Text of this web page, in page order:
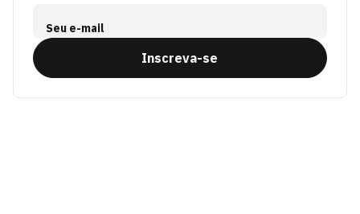
Seu e-mail
Inscreva-se